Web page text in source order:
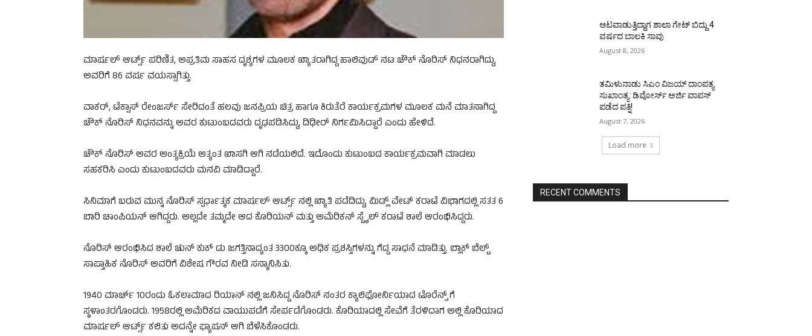
ಮಾರ್ಷಲ್‌ ಆರ್ಟ್ಸ್‌ ಪರಿಣಿತ, ಅಪ್ರತಿಮ ಸಾಹಸ ದೃಶ್ಯಗಳ ಮೂಲಕ ಖ್ಯಾತರಾಗಿದ್ದ ಹಾಲಿವುಡ್‌ ನಟ ಚೌಕ್‌ ನೊರಿಸ್‌ ನಿಧನರಾಗಿದ್ದು,
ಅವರಿಗೆ 86 ವರ್ಷ ವಯಸ್ಸಾಗಿತ್ತು.
ವಾಕರ್‌, ಟೆಕ್ಸಾಸ್‌ ರೇಂಜರ್ಸ್‌ ಸೇರಿದಂತೆ ಹಲವು ಜನಪ್ರಿಯ ಚಿತ್ರ ಹಾಗೂ ಕಿರುತೆರೆ ಕಾರ್ಯಕ್ರಮಗಳ ಮೂಲಕ ಮನೆ ಮಾತನಾಗಿದ್ದ
ಚೌಕ್‌ ನೊರಿಸ್‌ ನಿಧನವನ್ನು ಅವರ ಕುಟುಂಬದವರು ದೃಢಪಡಿಸಿದ್ದು, ದಿಢೀರ್‌ ನಿರ್ಗಮಿಸಿದ್ದಾರೆ ಎಂದು ಹೇಳಿದೆ.
ಚೌಕ್‌ ನೊರಿಸ್‌ ಅವರ ಅಂತ್ಯಕ್ರಿಯೆ ಅತ್ಯಂತ ಖಾಸಗಿ ಆಗಿ ನಡೆಯಲಿದೆ. ಇದೊಂದು ಕುಟುಂಬದ ಕಾರ್ಯಕ್ರಮವಾಗಿ ಮಾಡಲು
ಸಹಕರಿಸಿ ಎಂದು ಕುಟುಂಬದವರು ಮನವಿ ಮಾಡಿದ್ದಾರೆ.
ಸಿನಿಮಾಗೆ ಬರುವ ಮುನ್ನ ನೊರಿಸ್‌ ಸ್ಪರ್ಧಾತ್ಮಕ ಮಾರ್ಷಲ್‌ ಆರ್ಟ್ಸ್‌ ನಲ್ಲಿ ಖ್ಯಾತಿ ಪಡೆದಿದ್ದು, ಮಿಡ್ಲ್‌ ವೇಟ್‌ ಕರಾಟೆ ವಿಭಾಗದಲ್ಲಿ ಸತತ 6
ಬಾರಿ ಚಾಂಪಿಯನ್‌ ಆಗಿದ್ದರು. ಅಲ್ಲದೇ ತಮ್ಮದೇ ಆದ ಕೊರಿಯನ್‌ ಮತ್ತು ಅಮೆರಿಕನ್‌ ಸ್ಟೈಲ್‌ ಕರಾಟೆ ಶಾಲೆ ಆರಂಭಿಸಿದ್ದರು.
ನೊರಿಸ್‌ ಆರಂಭಿಸಿದ ಶಾಲೆ ಚುನ್‌ ಕುಕ್‌ ಡು ಜಗತ್ತಿನಾದ್ಯಂತ 3300ಕ್ಕೂ ಅಧಿಕ ಪ್ರಶಸ್ತಿಗಳನ್ನು ಗೆದ್ದ ಸಾಧನೆ ಮಾಡಿತ್ತು. ಬ್ಲಾಕ್‌ ಬೆಲ್ಟ್‌
ಸಾಪ್ತಾಹಿಕ ನೊರಿಸ್‌ ಅವರಿಗೆ ವಿಶೇಷ ಗೌರವ ನೀಡಿ ಸನ್ಮಾನಿಸಿತು.
1940 ಮಾರ್ಚ್‌ 10ರಂದು ಓಕಲಾಮಾದ ರಿಯಾನ್‌ ನಲ್ಲಿ ಜನಿಸಿದ್ದ ನೊರಿಸ್‌ ನಂತರ ಕ್ಯಾಲಿಫೋರ್ನಿಯಾದ ಟೊರೆನ್ಸ್‌ ಗೆ
ಸ್ಥಳಾಂತರಗೊಂಡರು. 1958ರಲ್ಲಿ ಅಮೆರಿಕದ ವಾಯುಪಡೆಗೆ ಸೇರ್ಪಡೆಗೊಂಡರು. ಕೊರಿಯಾದಲ್ಲಿ ಸೇವೆಗೆ ತೆರಳಿದಾಗ ಅಲ್ಲಿ ಕೊರಿಯಾದ
ಮಾರ್ಷಲ್‌ ಆರ್ಟ್ಸ್‌ ಕಲಿತು ಅದನ್ನೇ ಫ್ಯಾಷನ್‌ ಆಗಿ ಬೆಳೆಸಿಕೊಂಡರು.
ಆಟವಾಡುತ್ತಿದ್ದಾಗ ಶಾಲಾ ಗೇಟ್‌ ಬಿದ್ದು 4
ವರ್ಷದ ಬಾಲಕಿ ಸಾವು
August 8, 2026
ತಮಿಳುನಾಡು ಸಿಎಂ ವಿಜಯ್‌ ದಾಂಪತ್ಯ
ಸುಖಾಂತ್ಯ: ಡಿವೋರ್ಸ್‌ ಅರ್ಜಿ ವಾಪಸ್‌
ಪಡೆದ ಪತ್ನಿ!
August 7, 2026
Load more
RECENT COMMENTS